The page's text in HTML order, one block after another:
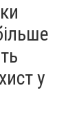
у